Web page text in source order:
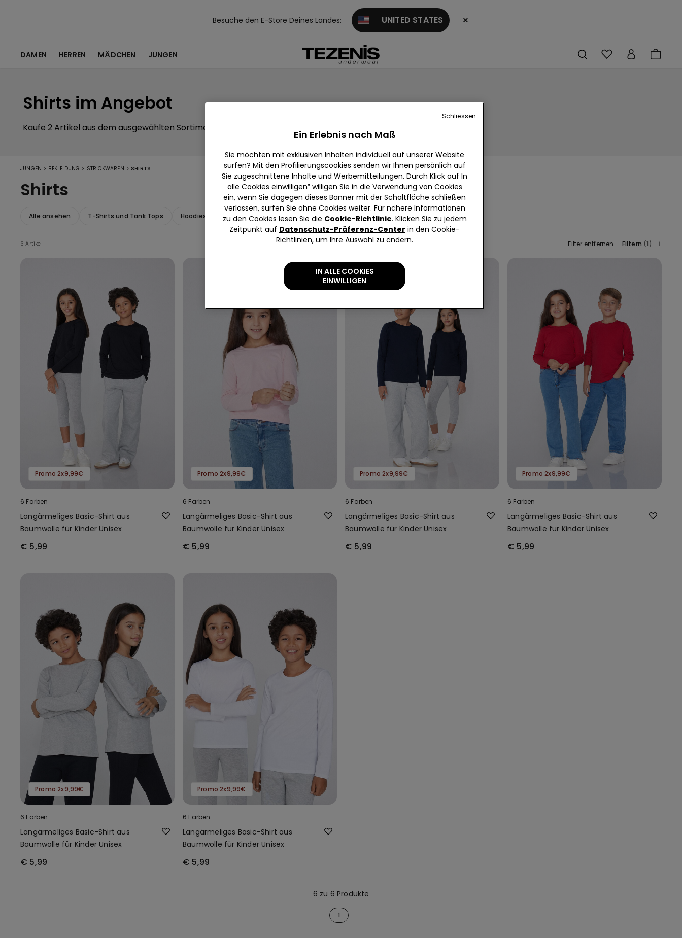
Besuche den E-Store Deines Landes: UNITED STATES ×
DAMEN HERREN MÄDCHEN JUNGEN
Shirts im Angebot
Kaufe 2 Artikel aus dem ausgewählten Sortiment, und bezahle nur 9,99€.
JUNGEN > BEKLEIDUNG > STRICKWAREN > SHIRTS
Shirts
Alle ansehen T-Shirts und Tank Tops Hoodies und Sweatshirts Pullover und Cardigans
6 Artikel Filter entfernen Filtern (1)
Promo 2x9,99€
6 Farben
Langärmeliges Basic-Shirt aus
Baumwolle für Kinder Unisex
€ 5,99
Promo 2x9,99€
6 Farben
Langärmeliges Basic-Shirt aus
Baumwolle für Kinder Unisex
€ 5,99
Promo 2x9,99€
6 Farben
Langärmeliges Basic-Shirt aus
Baumwolle für Kinder Unisex
€ 5,99
Promo 2x9,99€
6 Farben
Langärmeliges Basic-Shirt aus
Baumwolle für Kinder Unisex
€ 5,99
Promo 2x9,99€
6 Farben
Langärmeliges Basic-Shirt aus
Baumwolle für Kinder Unisex
€ 5,99
Promo 2x9,99€
6 Farben
Langärmeliges Basic-Shirt aus
Baumwolle für Kinder Unisex
€ 5,99
6 zu 6 Produkte
1
Ein Erlebnis nach Maß
Sie möchten mit exklusiven Inhalten individuell auf unserer Website
surfen? Mit den Profilierungscookies senden wir Ihnen persönlich auf
Sie zugeschnittene Inhalte und Werbemitteilungen. Durch Klick auf In
alle Cookies einwilligen‟ willigen Sie in die Verwendung von Cookies
ein, wenn Sie dagegen dieses Banner mit der Schaltfläche schließen
verlassen, surfen Sie ohne Cookies weiter. Für nähere Informationen
zu den Cookies lesen Sie die Cookie-Richtlinie. Klicken Sie zu jedem
Zeitpunkt auf Datenschutz-Präferenz-Center in den Cookie-
Richtlinien, um Ihre Auswahl zu ändern.
IN ALLE COOKIES
EINWILLIGEN
Schliessen